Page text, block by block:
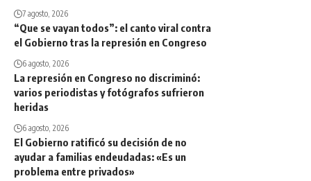
7 agosto, 2026
“Que se vayan todos”: el canto viral contra
el Gobierno tras la represión en Congreso
6 agosto, 2026
La represión en Congreso no discriminó:
varios periodistas y fotógrafos sufrieron
heridas
6 agosto, 2026
El Gobierno ratificó su decisión de no
ayudar a familias endeudadas: «Es un
problema entre privados»